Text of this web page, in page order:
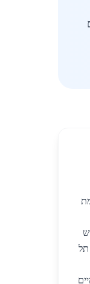
תל